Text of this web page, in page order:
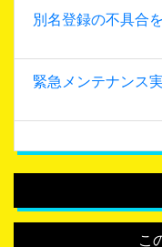
別名登録の不具合
こ